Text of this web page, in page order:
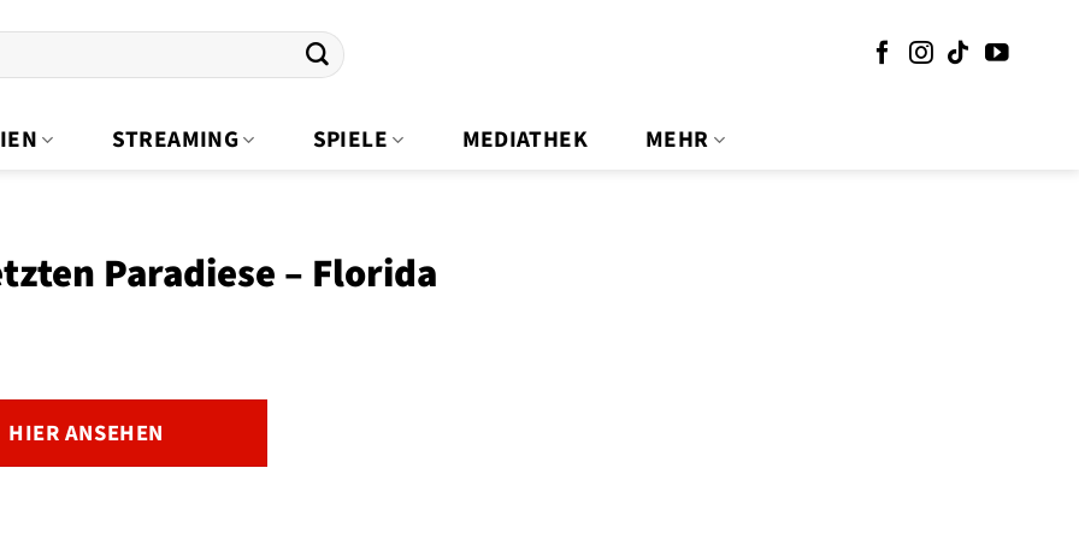
STREAMING SPIELE MEDIATHEK MEHR
Paradiese – Florida
HIER ANSEHEN